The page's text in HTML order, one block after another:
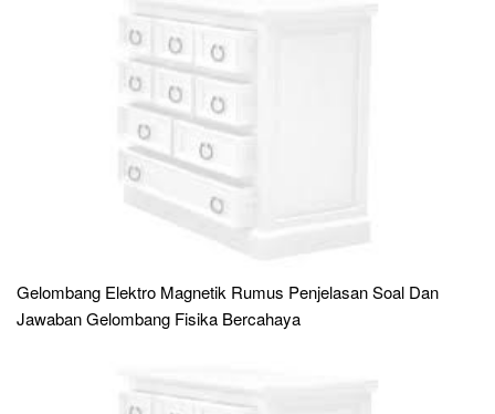
Gelombang Elektro Magnetik Rumus Penjelasan Soal Dan
Jawaban Gelombang Fisika Bercahaya